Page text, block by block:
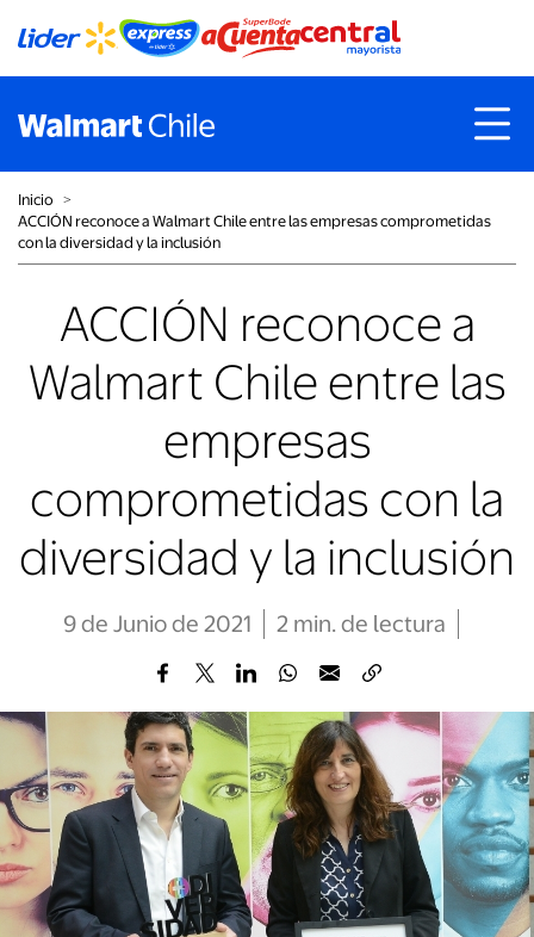
Inicio ˃
ACCIÓN reconoce a Walmart Chile entre las empresas comprometidas
con la diversidad y la inclusión
ACCIÓN reconoce a
Walmart Chile entre las
empresas
comprometidas con la
diversidad y la inclusión
9 de Junio de 2021 2 min. de lectura